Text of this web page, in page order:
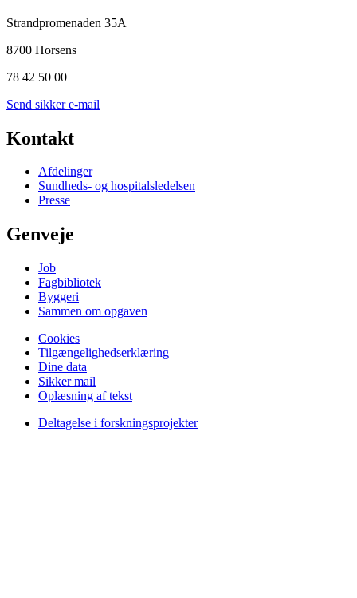
Strandpromenaden 35A
8700 Horsens
78 42 50 00
Send sikker e-mail
Kontakt
Afdelinger
Sundheds- og hospitalsledelsen
Presse
Genveje
Job
Fagbibliotek
Byggeri
Sammen om opgaven
Cookies
Tilgængelighedserklæring
Dine data
Sikker mail
Oplæsning af tekst
Deltagelse i forskningsprojekter